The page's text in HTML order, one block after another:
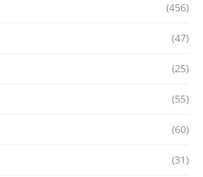
(456)
(47)
(25)
(55)
(60)
(31)